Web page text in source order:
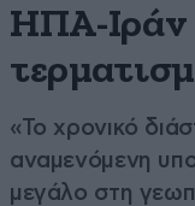
ΗΠΑ-Ιράν
«Το χρονικό
αναμενόμενη
μεγάλο στη